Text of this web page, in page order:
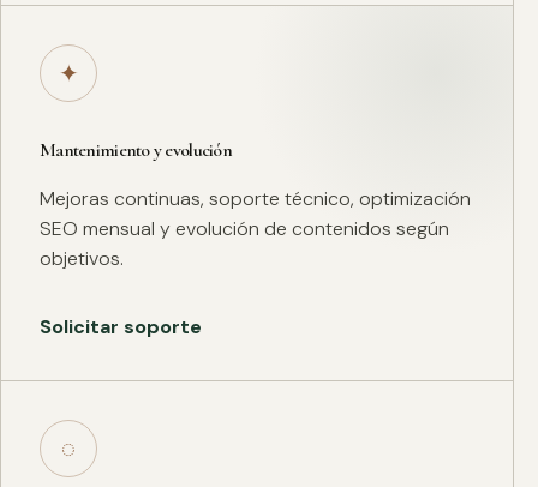
✦
Mantenimiento y evolución
Mejoras continuas, soporte técnico, optimización
SEO mensual y evolución de contenidos según
objetivos.
Solicitar soporte
◌